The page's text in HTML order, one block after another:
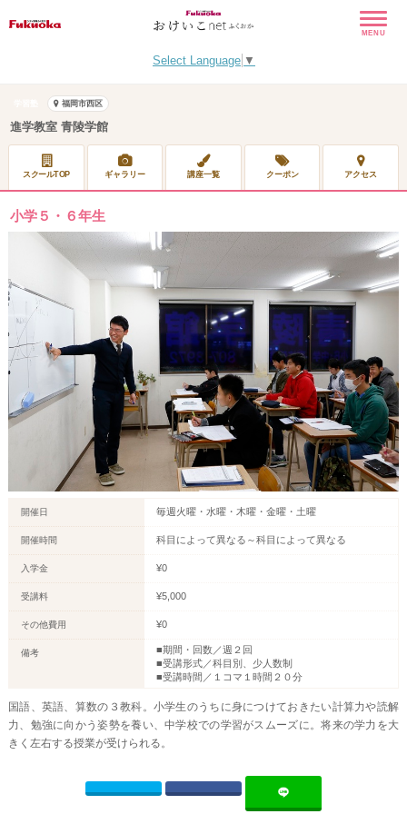
Select Language ▼
MENU
福岡市西区
進学教室 青陵学館
スクールTOP ギャラリー 講座一覧 クーポン アクセス
小学５・６年生
開催日 毎週火曜・水曜・木曜・金曜・土曜
開催時間 科目によって異なる～科目によって異なる
入学金 ¥0
受講料 ¥5,000
その他費用 ¥0
備考
■期間・回数／週２回
■受講形式／科目別、少人数制
■受講時間／１コマ１時間２０分
国語、英語、算数の３教科。小学生のうちに身につけておきたい計算力や読解
力、勉強に向かう姿勢を養い、中学校での学習がスムーズに。将来の学力を大
きく左右する授業が受けられる。